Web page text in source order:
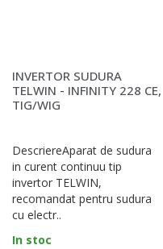
INVERTOR SUDURA
TELWIN - INFINITY 228 CE,
TIG/WIG
DescriereAparat de sudura
in curent continuu tip
invertor TELWIN,
recomandat pentru sudura
cu electr..
In stoc